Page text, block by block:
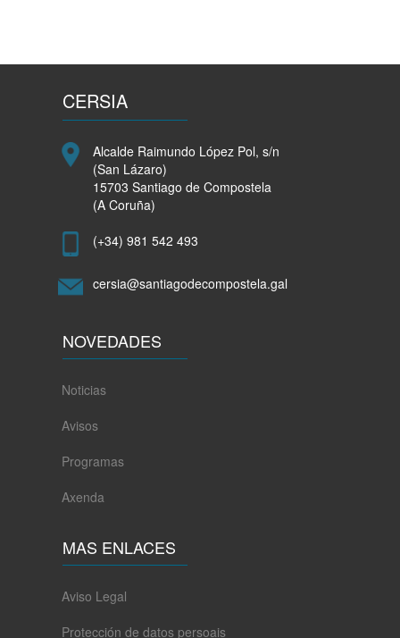
Galicia
CERSIA
Alcalde Raimundo López Pol, s/n
(San Lázaro)
15703 Santiago de Compostela
(A Coruña)
(+34) 981 542 493
cersia@santiagodecompostela.gal
NOVEDADES
Noticias
Avisos
Programas
Axenda
MAS ENLACES
Aviso Legal
Protección de datos persoais